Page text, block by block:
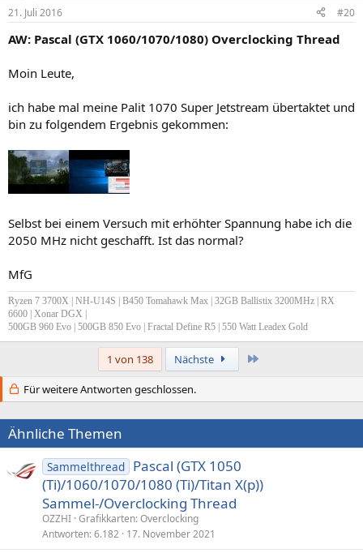
21. Juli 2016 #20
AW: Pascal (GTX 1060/1070/1080) Overclocking Thread
Moin Leute,
ich habe mal meine Palit 1070 Super Jetstream übertaktet und
bin zu folgendem Ergebnis gekommen:
Selbst bei einem Versuch mit erhöhter Spannung habe ich die
2050 MHz nicht geschafft. Ist das normal?
MfG
Ryzen 7 3700X | NH-U14S | B450 Tomahawk Max | 32GB Ballistix 3200MHz | RX
6600 | Xonar DGX |
500GB 960 Evo | 500GB 850 Evo | Fractal Define R5 | 550 Watt Leadex Gold
1 von 138 Nächste
Für weitere Antworten geschlossen.
Ähnliche Themen
Sammelthread Pascal (GTX 1050
(Ti)/1060/1070/1080 (Ti)/Titan X(p))
Sammel-/Overclocking Thread
OZZHI Grafikkarten: Overclocking
Antworten 6.182 17. November 2021